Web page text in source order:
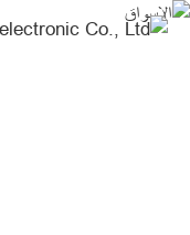
Markets